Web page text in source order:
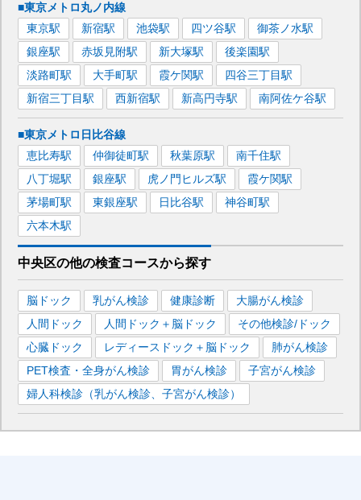
■東京メトロ丸ノ内線
東京駅 新宿駅 池袋駅 四ツ谷駅 御茶ノ水駅
銀座駅 赤坂見附駅 新大塚駅 後楽園駅
淡路町駅 大手町駅 霞ケ関駅 四谷三丁目駅
新宿三丁目駅 西新宿駅 新高円寺駅 南阿佐ケ谷駅
■東京メトロ日比谷線
恵比寿駅 仲御徒町駅 秋葉原駅 南千住駅
八丁堀駅 銀座駅 虎ノ門ヒルズ駅 霞ケ関駅
茅場町駅 東銀座駅 日比谷駅 神谷町駅
六本木駅
中央区の他の検査コースから探す
脳ドック 乳がん検診 健康診断
大腸がん検診
人間ドック
人間ドック＋脳ドック
その他検診/ドック
心臓ドック
レディースドック＋脳ドック
肺がん検診
PET検査・全身がん検診
胃がん検診
子宮がん検診
婦人科検診（乳がん検診、子宮がん検診）